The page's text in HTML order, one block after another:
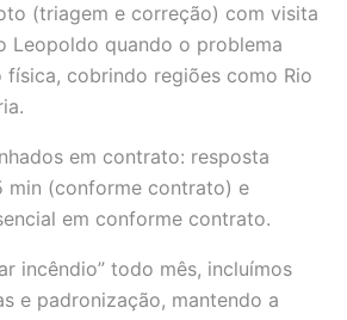
(triagem e correção) com visita
Leopoldo quando o problema
física, cobrindo regiões como Rio
em contrato: resposta
min (conforme contrato) e
em conforme contrato.
incêndio” todo mês, incluímos
e padronização, mantendo a